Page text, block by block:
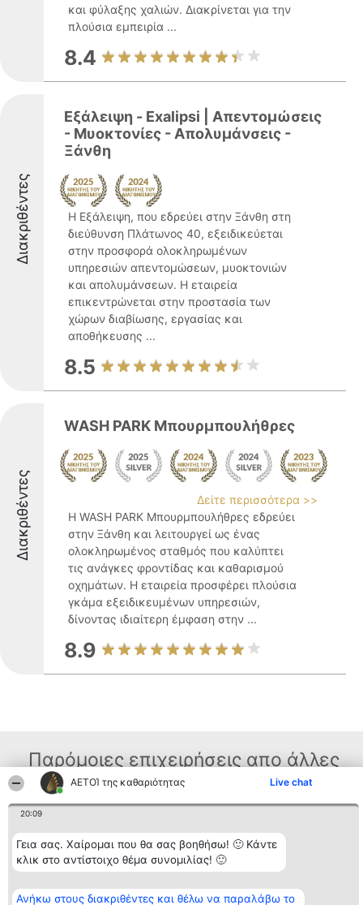
ΑΕΤΟΊ της καθαριότητας Live chat
20:09
Γεια σας. Χαίρομαι που θα σας βοηθήσω! 🙂 Κάντε
κλικ στο αντίστοιχο θέμα συνομιλίας! 🙂
Ανήκω στους διακριθέντες και θέλω να παραλάβω το
και φύλαξης χαλιών. Διακρίνεται για την
πλούσια εμπειρία ...
8.4
Διακριθέντες
Εξάλειψη - Exalipsi | Απεντομώσεις
- Μυοκτονίες - Απολυμάνσεις -
Ξάνθη
Η Εξάλειψη, που εδρεύει στην Ξάνθη στη
διεύθυνση Πλάτωνος 40, εξειδικεύεται
στην προσφορά ολοκληρωμένων
υπηρεσιών απεντομώσεων, μυοκτονιών
και απολυμάνσεων. Η εταιρεία
επικεντρώνεται στην προστασία των
χώρων διαβίωσης, εργασίας και
αποθήκευσης ...
8.5
Διακριθέντες
WASH PARK Μπουρμπουλήθρες
Δείτε περισσότερα >>
Η WASH PARK Μπουρμπουλήθρες εδρεύει
στην Ξάνθη και λειτουργεί ως ένας
ολοκληρωμένος σταθμός που καλύπτει
τις ανάγκες φροντίδας και καθαρισμού
οχημάτων. Η εταιρεία προσφέρει πλούσια
γκάμα εξειδικευμένων υπηρεσιών,
δίνοντας ιδιαίτερη έμφαση στην ...
8.9
Παρόμοιες επιχειρήσεις απο άλλες
περιοχές
Διοργανωτής της
κατάταξης
BEAUTIFUL COMPANY
ΤΗΛ. ΕΠΙΚΟΙΝΩΝΙΑΣ:
2104128019
Κατάταξη
Διακριθέντες
Λίστα όλων
διακριθέντων
Μεθοδολογία
Επικοινωνία